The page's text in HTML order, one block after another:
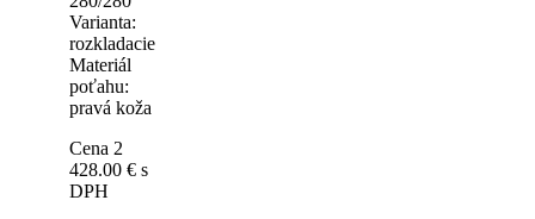
Doporučujeme
TOP
bestseller
Zľava
Kožená
rohová
sedačka
SIMONA